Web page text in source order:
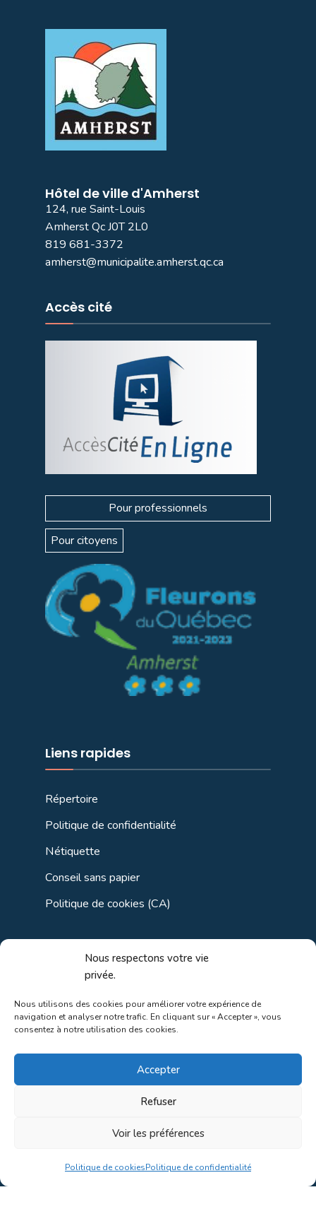
Nous respectons votre vie
privée.
Nous utilisons des cookies pour améliorer votre expérience de
navigation et analyser notre trafic. En cliquant sur « Accepter », vous
consentez à notre utilisation des cookies.
Accepter
Refuser
Voir les préférences
Politique de cookiesPolitique de confidentialité
Hôtel de ville d'Amherst
124, rue Saint-Louis
Amherst Qc J0T 2L0
819 681-3372
amherst@municipalite.amherst.qc.ca
Accès cité
Pour professionnels
Pour citoyens
Liens rapides
Répertoire
Politique de confidentialité
Nétiquette
Conseil sans papier
Politique de cookies (CA)
Liens utiles
Liens régionaux
Liens gouvernements
Liens touristiques
Au coeur de la nature!